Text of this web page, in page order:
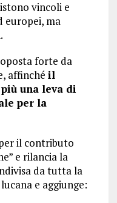
vincoli e
europei, ma
forte da
affinché il
una leva di
per la
il contributo
e rilancia la
da tutta la
e aggiunge: